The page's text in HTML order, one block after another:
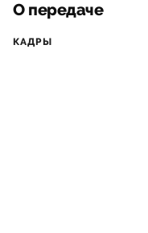
О передаче
КАДРЫ